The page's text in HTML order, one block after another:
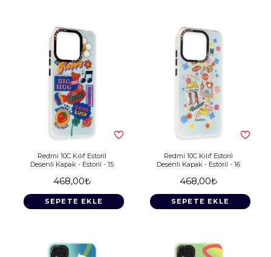
Redmi 10C Kılıf Estoril
Desenli Kapak - Estoril - 15
468,00₺
SEPETE EKLE
Redmi 10C Kılıf Estoril
Desenli Kapak - Estoril - 16
468,00₺
SEPETE EKLE